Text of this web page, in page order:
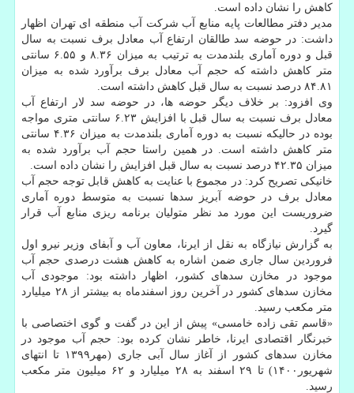
کاهش را نشان داده است.
مدیر دفتر مطالعات پایه منابع آب شرکت آب منطقه ای تهران اظهار
داشت: در حوضه سد طالقان ارتفاع آب معادل برف نسبت به سال
قبل و دوره آماری بلندمدت به ترتیب به میزان ۸.۳۶ و ۶.۵۵ سانتی
متر کاهش داشته که حجم آب معادل برف برآورد شده به میزان
۸۴.۸۱ درصد نسبت به سال قبل کاهش داشته است.
وی افزود: بر خلاف دیگر حوضه ها، در حوضه سد لار ارتفاع آب
معادل برف نسبت به سال قبل با افزایش ۶.۲۳ سانتی متری مواجه
بوده در حالیکه نسبت به دوره آماری بلندمدت به میزان ۴.۳۶ سانتی
متر کاهش داشته است. در همین راستا حجم آب برآورد شده به
میزان ۴۲.۳۵ درصد نسبت به سال قبل افزایش را نشان داده است.
خانیکی تصریح کرد: در مجموع با عنایت به کاهش قابل توجه حجم آب
معادل برف در حوضه آبریز سدها نسبت به متوسط دوره آماری
ضروریست این مورد مد نظر متولیان برنامه ریزی منابع آب قرار
گیرد.
به گزارش نیازگاه به نقل از ایرنا، معاون آب و آبفای وزیر نیرو اول
فروردین سال جاری ضمن اشاره به کاهش هشت درصدی حجم آب
موجود در مخازن سدهای کشور، اظهار داشته بود: موجودی آب
مخازن سدهای کشور در آخرین روز اسفندماه به بیشتر از ۲۸ میلیارد
متر مکعب رسید.
«قاسم تقی زاده خامسی» پیش از این در گفت و گوی اختصاصی با
خبرنگار اقتصادی ایرنا، خاطر نشان کرده بود: حجم آب موجود در
مخازن سدهای کشور از آغاز سال آبی جاری (مهر۱۳۹۹ تا انتهای
شهریور۱۴۰۰) تا ۲۹ اسفند به ۲۸ میلیارد و ۶۲ میلیون متر مکعب
رسید.